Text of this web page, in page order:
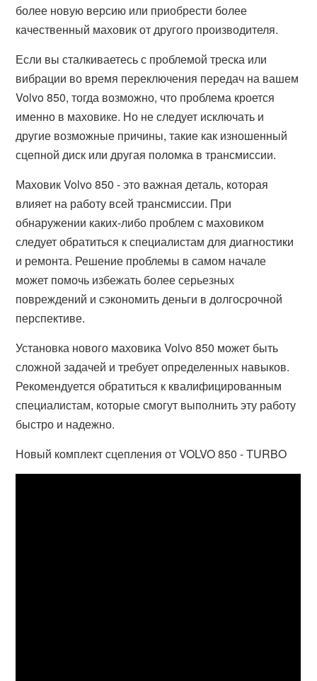
более новую версию или приобрести более
качественный маховик от другого производителя.
Если вы сталкиваетесь с проблемой треска или
вибрации во время переключения передач на вашем
Volvo 850, тогда возможно, что проблема кроется
именно в маховике. Но не следует исключать и
другие возможные причины, такие как изношенный
сцепной диск или другая поломка в трансмиссии.
Маховик Volvo 850 - это важная деталь, которая
влияет на работу всей трансмиссии. При
обнаружении каких-либо проблем с маховиком
следует обратиться к специалистам для диагностики
и ремонта. Решение проблемы в самом начале
может помочь избежать более серьезных
повреждений и сэкономить деньги в долгосрочной
перспективе.
Установка нового маховика Volvo 850 может быть
сложной задачей и требует определенных навыков.
Рекомендуется обратиться к квалифицированным
специалистам, которые смогут выполнить эту работу
быстро и надежно.
Новый комплект сцепления от VOLVO 850 - TURBO